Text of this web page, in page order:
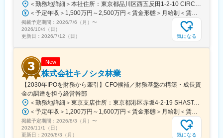
＜勤務地詳細＞本社住所：東京都品川区西五反田1-2-10 CIRCLES五反田2F勤務地最寄駅：JR山手線／五反田駅受動喫煙対策：屋内全面禁煙変更の範囲：会社の定める事業所（リモートワーク含む）
＜予定年収＞1,500万円～2,500万円＜賃金形態＞月給制＜賃金内訳＞月額（基本給）：923,500円～1,542,000円固定残業手当/月：326,500円～541,334円（固定残業時間45時間0分/月）超過した時間外労働の残業手当は追加支給＜月給＞1,250,000円～2,083,334円（一律手当を含む）＜昇給有無＞有＜残業手当＞有＜給与補足＞※スキル・経験により考慮いたします。※想定年収は目安であり、選考を通じて上下する可能性があります。■昇給：年2回（評価制度に基づき、成果とプロセスを多角的に評価）賃金はあくまでも目安の金額であり、選考を通じて上下する可能性があります。月給(月額)は固定手当を含めた表記です。
掲載予定期間： 2026/7/6（月） 〜
2026/10/4（日）
更新日： 2026/7/12（日） 気になる
New
株式会社キノシタ林業
【2030年IPOを財務から牽引】CFO候補／財務基盤の構築・成長資
金の調達を担う経営幹部
＜勤務地詳細＞東京支店住所：東京都港区赤坂4-2-19 SHASTA/EAST 5F勤務地最寄駅：東京メトロ線／赤坂見附駅受動喫煙対策：屋内全面禁煙変更の範囲：会社の定める事業所
＜予定年収＞1,200万円～1,600万円＜賃金形態＞月給制＜賃金内訳＞月額（基本給）：625,000円～875,000円固定残業手当/月：191,360円～267,920円（固定残業時間40時間0分/月）超過した時間外労働の残業手当は追加支給＜月給＞816,360円～1,142,920円（一律手当を含む）＜昇給有無＞有＜残業手当＞有＜給与補足＞※実績に応じて柔軟に検討します。■賞与：年2回（6、12月）■昇給：年1回（3、9月）賃金はあくまでも目安の金額であり、選考を通じて上下する可能性があります。月給(月額)は固定手当を含めた表記です。
掲載予定期間： 2026/8/3（月） 〜
2026/11/1（日）
更新日： 2026/8/3（月） 気になる